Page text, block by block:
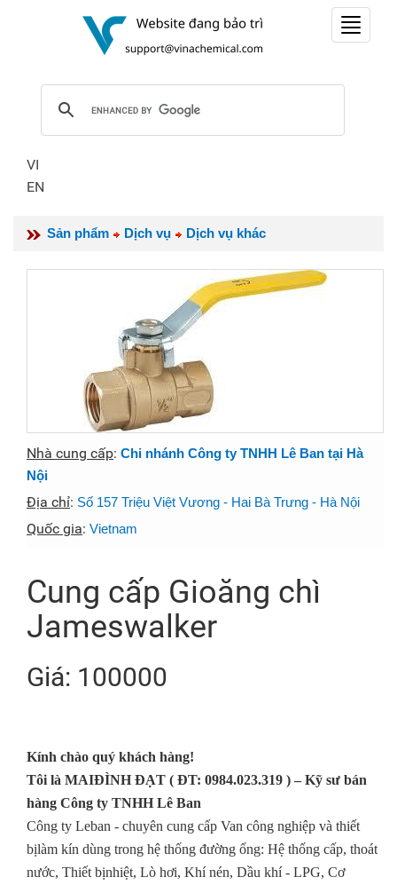
Toggle
VI
EN
Sản phẩm Dịch vụ Dịch vụ khác
Nhà cung cấp: Chi nhánh Công ty TNHH Lê Ban tại Hà
Nội
Địa chỉ: Số 157 Triệu Việt Vương - Hai Bà Trưng - Hà Nội
Quốc gia: Vietnam
Cung cấp Gioăng chì
Jameswalker
Giá: 100000
Kính chào quý khách hàng!
Tôi là MAIĐÌNH ĐẠT ( ĐT: 0984.023.319 ) – Kỹ sư bán
hàng Công ty TNHH Lê Ban
Công ty Leban - chuyên cung cấp Van công nghiệp và thiết
bịlàm kín dùng trong hệ thống đường ống: Hệ thống cấp, thoát
nước, Thiết bịnhiệt, Lò hơi, Khí nén, Dầu khí - LPG, Cơ